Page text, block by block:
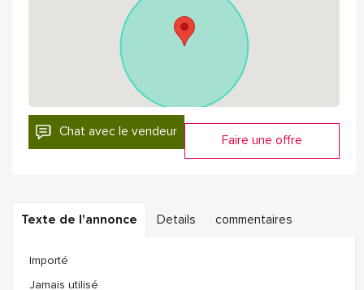
Chat avec le vendeur
Faire une offre
Texte de l'annonce Details commentaires
Importé
Jamais utilisé